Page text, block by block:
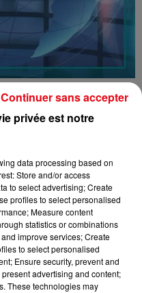
privée est notre
data processing based on
Store and/or access
to select advertising; Create
profiles to select personalised
Measure content
statistics or combinations
improve services; Create
to select personalised
Ensure security, prevent and
advertising and content;
These technologies may
Continuer sans accepter